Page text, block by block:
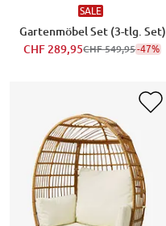
SALE
Gartenmöbel Set (3-tlg. Set)
CHF 289,95CHF 549,95-47%